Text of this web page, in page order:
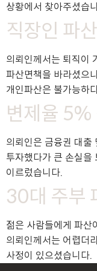
상황에서 찾아주셨습
직장인 파
의뢰인께서는 퇴직이
파산면책을 바라셨으
개인파산은 불가능하
변제율 5%
의뢰인은 금융권 대출
투자했다가 큰 손실을
이르렀습니다.
30대 주부
젊은 사람들에게 파산
의뢰인께서는 어렵더
사정이 있으셨습니다.